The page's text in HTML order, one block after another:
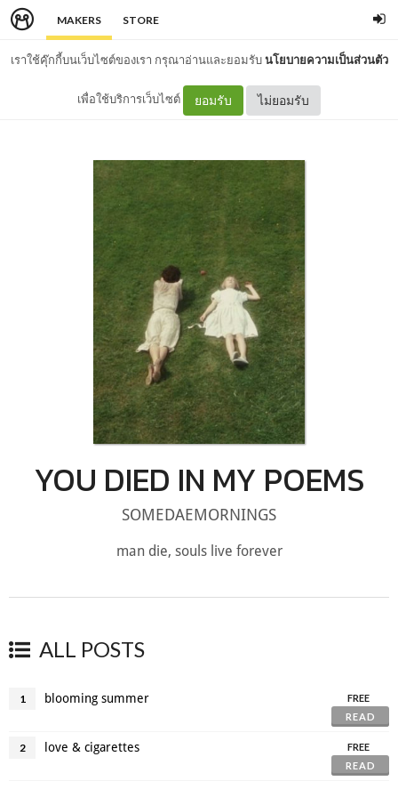
MAKERS STORE
เราใช้คุ๊กกี้บนเว็บไซต์ของเรา กรุณาอ่านและยอมรับนโยบายความเป็นส่วนตัว
เพื่อใช้บริการเว็บไซต์ ยอมรับ ไม่ยอมรับ
YOU DIED IN MY POEMS
SOMEDAEMORNINGS
man die, souls live forever
ALL POSTS
1 blooming summer
FREE
READ
2 love & cigarettes
FREE
READ